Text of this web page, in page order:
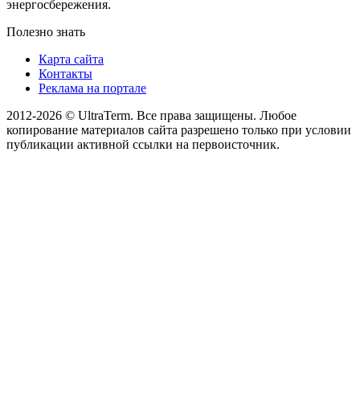
энергосбережения.
Полезно знать
Карта сайта
Контакты
Реклама на портале
2012-2026 © UltraTerm. Все права защищены. Любое
копирование материалов сайта разрешено только при условии
публикации активной ссылки на первоисточник.